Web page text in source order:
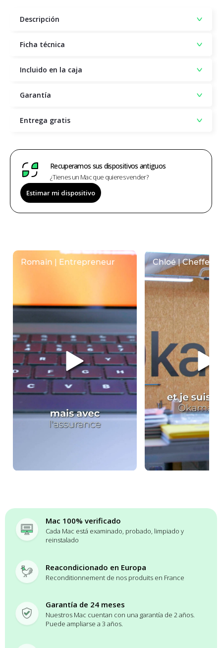
Descripción
Ficha técnica
Incluido en la caja
Garantía
Entrega gratis
Recuperamos sus dispositivos antiguos
¿Tienes un Mac que quieres vender?
Estimar mi dispositivo
Mac 100% verificado
Cada Mac está examinado, probado, limpiado y
reinstalado
Reacondicionado en Europa
Reconditionnement de nos produits en France
Garantía de 24 meses
Nuestros Mac cuentan con una garantía de 2 años.
Puede ampliarse a 3 años.